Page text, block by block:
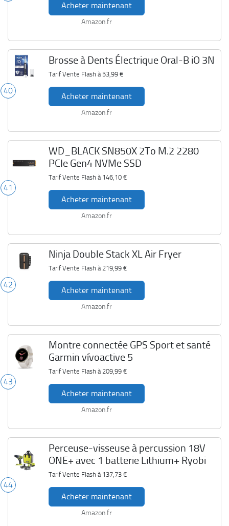
Acheter maintenant
Amazon.fr
40
Brosse à Dents Électrique Oral-B iO 3N
Tarif Vente Flash à 53,99 €
Acheter maintenant
Amazon.fr
41
WD_BLACK SN850X 2To M.2 2280
PCIe Gen4 NVMe SSD
Tarif Vente Flash à 146,10 €
Acheter maintenant
Amazon.fr
42
Ninja Double Stack XL Air Fryer
Tarif Vente Flash à 219,99 €
Acheter maintenant
Amazon.fr
43
Montre connectée GPS Sport et santé
Garmin vívoactive 5
Tarif Vente Flash à 209,99 €
Acheter maintenant
Amazon.fr
44
Perceuse-visseuse à percussion 18V
ONE+ avec 1 batterie Lithium+ Ryobi
Tarif Vente Flash à 137,73 €
Acheter maintenant
Amazon.fr